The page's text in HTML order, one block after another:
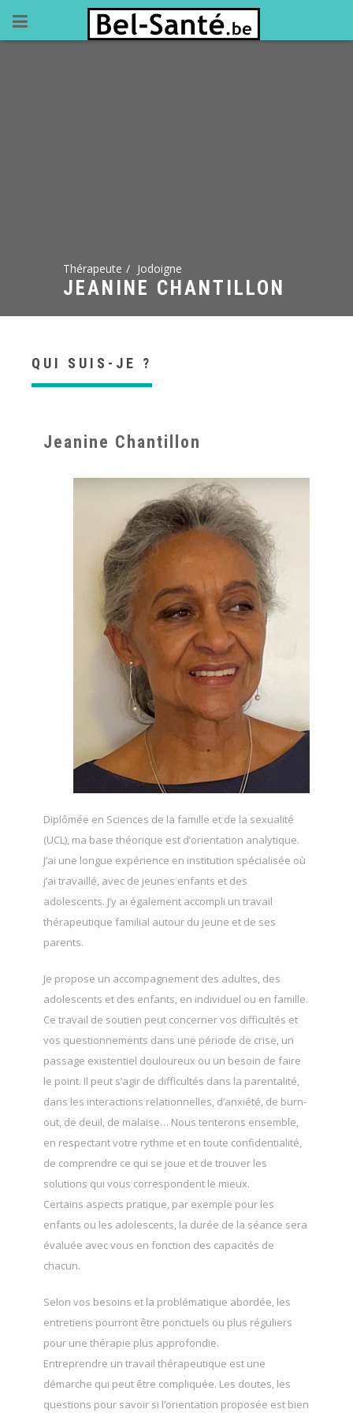
Thérapeute Jodoigne
JEANINE CHANTILLON
QUI SUIS-JE ?
Jeanine Chantillon
Diplômée en Sciences de la famille et de la sexualité
(UCL), ma base théorique est d’orientation analytique.
J’ai une longue expérience en institution spécialisée où
j’ai travaillé, avec de jeunes enfants et des
adolescents. J’y ai également accompli un travail
thérapeutique familial autour du jeune et de ses
parents.
Je propose un accompagnement des adultes, des
adolescents et des enfants, en individuel ou en famille.
Ce travail de soutien peut concerner vos difficultés et
vos questionnements dans une période de crise, un
passage existentiel douloureux ou un besoin de faire
le point. Il peut s’agir de difficultés dans la parentalité,
dans les interactions relationnelles, d’anxiété, de burn-
out, de deuil, de malaise… Nous tenterons ensemble,
en respectant votre rythme et en toute confidentialité,
de comprendre ce qui se joue et de trouver les
solutions qui vous correspondent le mieux.
Certains aspects pratique, par exemple pour les
enfants ou les adolescents, la durée de la séance sera
évaluée avec vous en fonction des capacités de
chacun.
Selon vos besoins et la problématique abordée, les
entretiens pourront être ponctuels ou plus réguliers
pour une thérapie plus approfondie.
Entreprendre un travail thérapeutique est une
démarche qui peut être compliquée. Les doutes, les
questions pour savoir si l’orientation proposée est bien